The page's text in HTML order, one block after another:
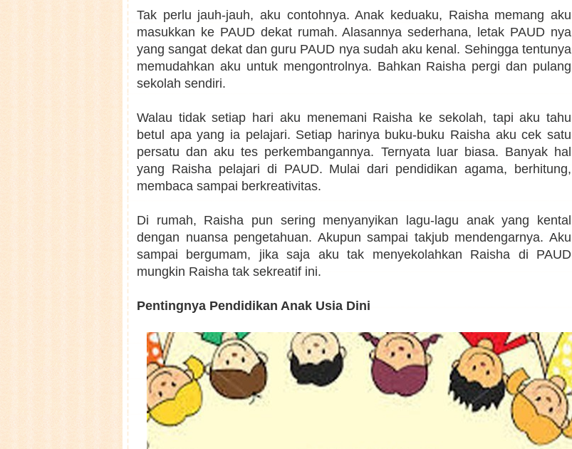
Tak perlu jauh-jauh, aku contohnya. Anak keduaku, Raisha memang aku
masukkan ke PAUD dekat rumah. Alasannya sederhana, letak PAUD nya
yang sangat dekat dan guru PAUD nya sudah aku kenal. Sehingga tentunya
memudahkan aku untuk mengontrolnya. Bahkan Raisha pergi dan pulang
sekolah sendiri.
Walau tidak setiap hari aku menemani Raisha ke sekolah, tapi aku tahu
betul apa yang ia pelajari. Setiap harinya buku-buku Raisha aku cek satu
persatu dan aku tes perkembangannya. Ternyata luar biasa. Banyak hal
yang Raisha pelajari di PAUD. Mulai dari pendidikan agama, berhitung,
membaca sampai berkreativitas.
Di rumah, Raisha pun sering menyanyikan lagu-lagu anak yang kental
dengan nuansa pengetahuan. Akupun sampai takjub mendengarnya. Aku
sampai bergumam, jika saja aku tak menyekolahkan Raisha di PAUD
mungkin Raisha tak sekreatif ini.
Pentingnya Pendidikan Anak Usia Dini